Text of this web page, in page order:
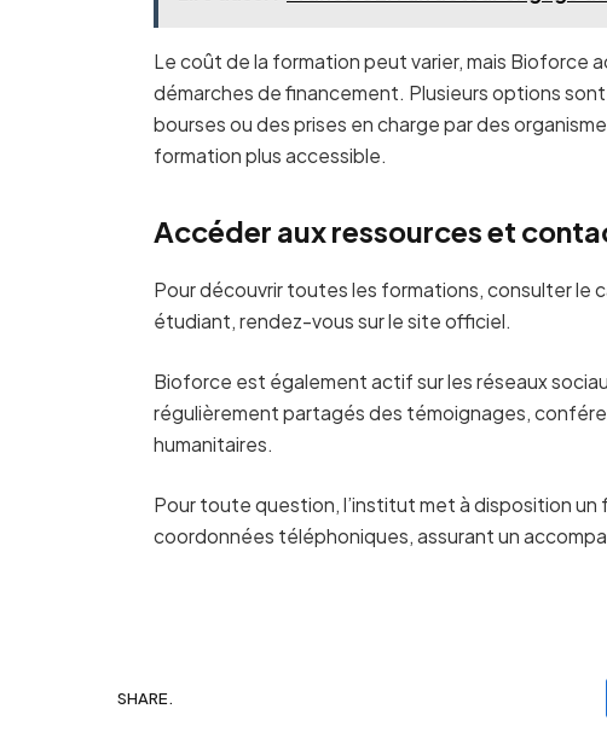
Le coût de la formation peut varier, mais Bioforce
démarches de financement. Plusieurs options
bourses ou des prises en charge par des
formation plus accessible.
Accéder aux ressources et
Pour découvrir toutes les formations, consulter le
étudiant, rendez-vous sur le site officiel.
Bioforce est également actif sur les réseaux
régulièrement partagés des témoignages,
humanitaires.
Pour toute question, l’institut met à disposition
coordonnées téléphoniques, assurant un
SHARE.